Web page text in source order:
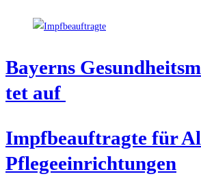
Bay­erns
tet auf
Impf­be­auf­trag­te für
Pflegeeinrichtungen